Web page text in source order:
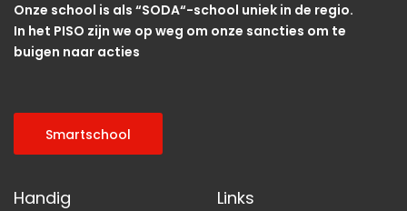
Onze school is als “SODA“-school uniek in de regio.
In het PISO zijn we op weg om onze sancties om te
buigen naar acties
Smartschool
Handig Links